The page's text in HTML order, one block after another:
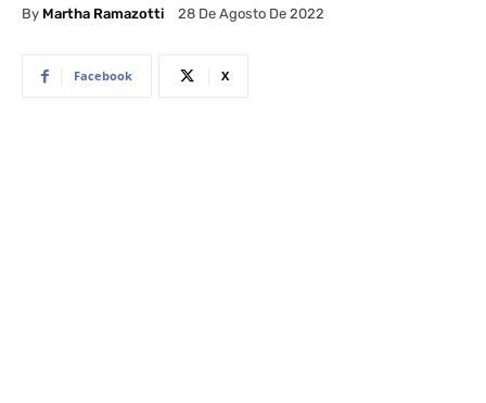
By Martha Ramazotti 28 De Agosto De 2022
Facebook X